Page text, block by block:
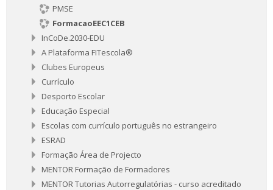
PMSE
FormacaoEEC1CEB
InCoDe.2030-EDU
A Plataforma FITescola®
Clubes Europeus
Currículo
Desporto Escolar
Educação Especial
Escolas com currículo português no estrangeiro
ESRAD
Formação Área de Projecto
MENTOR Formação de Formadores
MENTOR Tutorias Autorregulatórias - curso acreditado